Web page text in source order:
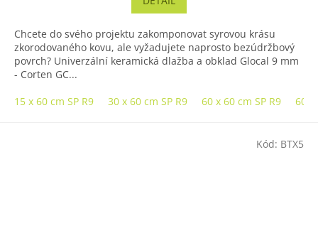
Chcete do svého projektu zakomponovat syrovou krásu
zkorodovaného kovu, ale vyžadujete naprosto bezúdržbový
povrch? Univerzální keramická dlažba a obklad Glocal 9 mm
- Corten GC...
15 x 60 cm SP R9
30 x 60 cm SP R9 60 x 60 cm SP R9 60 x
Kód: BTX5